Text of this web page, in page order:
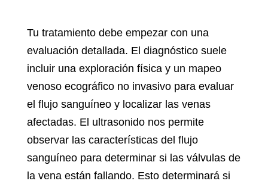
Tu tratamiento debe empezar con una
evaluación detallada. El diagnóstico suele
incluir una exploración física y un mapeo
venoso ecográficono invasivo para evaluar
el flujo sanguíneo y localizar las venas
afectadas. El ultrasonido nos permite
observar las características del flujo
sanguíneo para determinar si las válvulas de
la vena están fallando. Esto determinará si